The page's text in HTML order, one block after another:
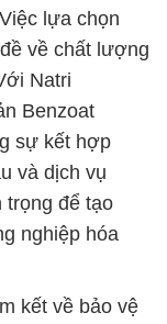
lựa chọn
về chất lượng
Natri
Benzoat
sự kết hợp
và dịch vụ
trọng để tạo
nghiệp hóa
kết về bảo vệ